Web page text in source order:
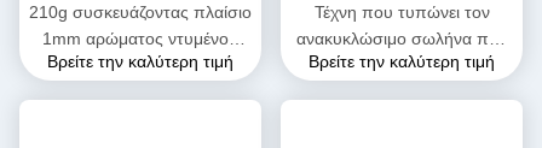
210g συσκευάζοντας πλαίσιο
1mm αρώματος ντυμένου
εγγράφου κιβώτιο δώρων
Βρείτε την καλύτερη τιμή
Τέχνη που τυπώνει τον
ανακυκλώσιμο σωλήνα που
συσκευάζει το φιλικό άρωμα
Βρείτε την καλύτερη τιμή